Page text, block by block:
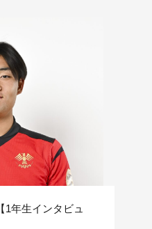
年生インタビュ